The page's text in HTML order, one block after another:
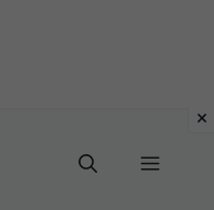
Menu